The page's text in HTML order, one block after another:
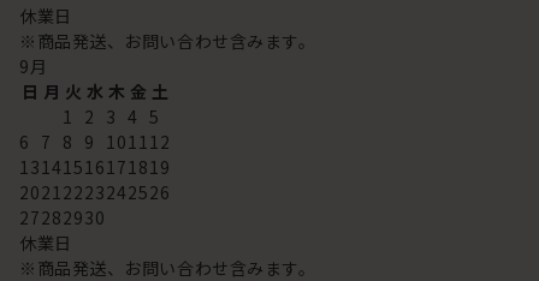
休業日
※商品発送、お問い合わせ含みます。
9 月
日 月 火 水 木 金 土
1
2 3 4 5
6 7 8 9 10 11 12
13 14 15 16 17 18 19
2021 2223242526
27282930
休業日
※商品発送、お問い合わせ含みます。